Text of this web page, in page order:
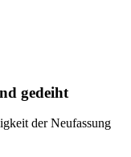
gedeiht
der Neufassung